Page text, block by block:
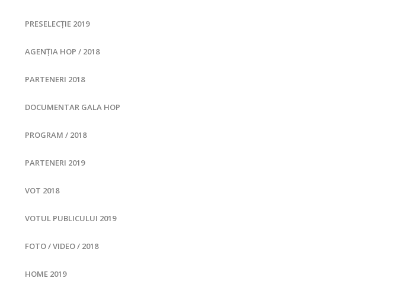
PRESELECȚIE 2019
AGENȚIA HOP / 2018
PARTENERI 2018
DOCUMENTAR GALA HOP
PROGRAM / 2018
PARTENERI 2019
VOT 2018
VOTUL PUBLICULUI 2019
FOTO / VIDEO / 2018
HOME 2019